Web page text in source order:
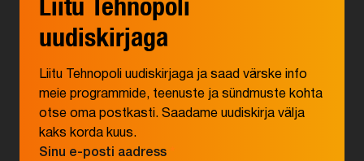
uudiskirjaga
Liitu Tehnopoli uudiskirjaga ja saad värske info
meie programmide, teenuste ja sündmuste kohta
otse oma postkasti. Saadame uudiskirja välja
kaks korda kuus.
Sinu e-posti aadress